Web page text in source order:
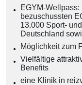
EGYM-
bezuschussten
13.000 Sport-
Deutschland
Möglichkeit zum
Vielfältige
Benefits
eine Klinik in